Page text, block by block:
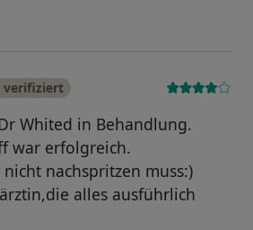
verifiziert
Whited in Behandlung.
war erfolgreich.
nachspritzen muss:)
alles ausführlich